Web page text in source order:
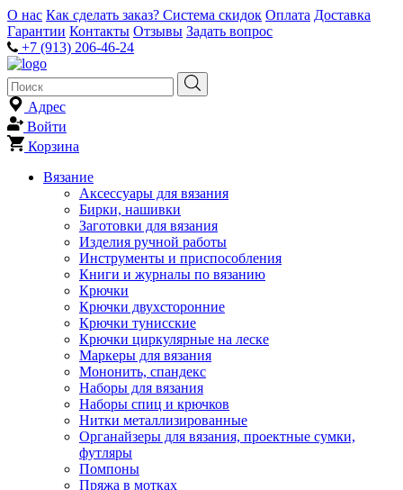
О нас Как сделать заказ? Система скидок Оплата Доставка
Гарантии Контакты Отзывы Задать вопрос
+7 (913) 206-46-24
Адрес
Войти
Корзина
Вязание
Аксессуары для вязания
Бирки, нашивки
Заготовки для вязания
Изделия ручной работы
Инструменты и приспособления
Книги и журналы по вязанию
Крючки
Крючки двухсторонние
Крючки тунисские
Крючки циркулярные на леске
Маркеры для вязания
Мононить, спандекс
Наборы для вязания
Наборы спиц и крючков
Нитки металлизированные
Органайзеры для вязания, проектные сумки,
футляры
Помпоны
Пряжа в мотках